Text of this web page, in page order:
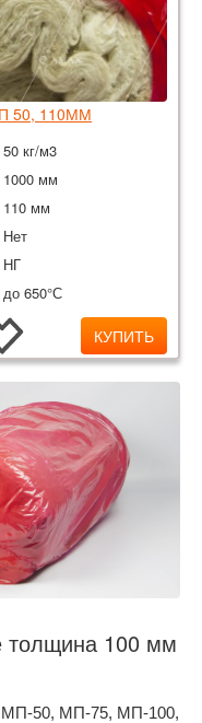
50, 110ММ
50 кг/м3
1000 мм
110 мм
Нет
НГ
до 650°С
КУПИТЬ
толщина 100 мм
МП-50, МП-75, МП-100,